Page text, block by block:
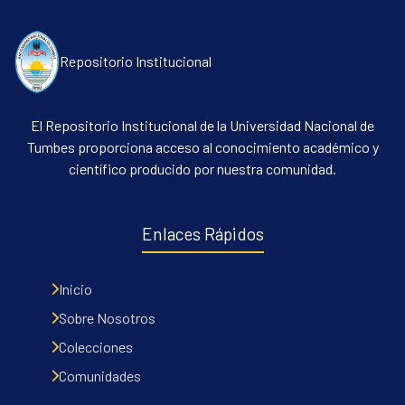
Políticas
Repositorio Institucional
El Repositorio Institucional de la Universidad Nacional de
Tumbes proporciona acceso al conocimiento académico y
científico producido por nuestra comunidad.
Enlaces Rápidos
Inicio
Sobre Nosotros
Colecciones
Comunidades